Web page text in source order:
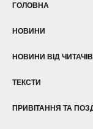
ГОЛОВНА
НОВИНИ
НОВИНИ ВІД ЧИТАЧІВ
ТЕКСТИ
ПРИВІТАННЯ ТА